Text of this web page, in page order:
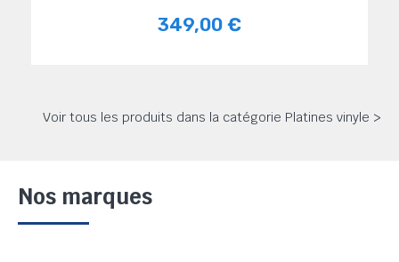
349,00 €
Voir tous les produits dans la catégorie Platines vinyle >
Nos marques